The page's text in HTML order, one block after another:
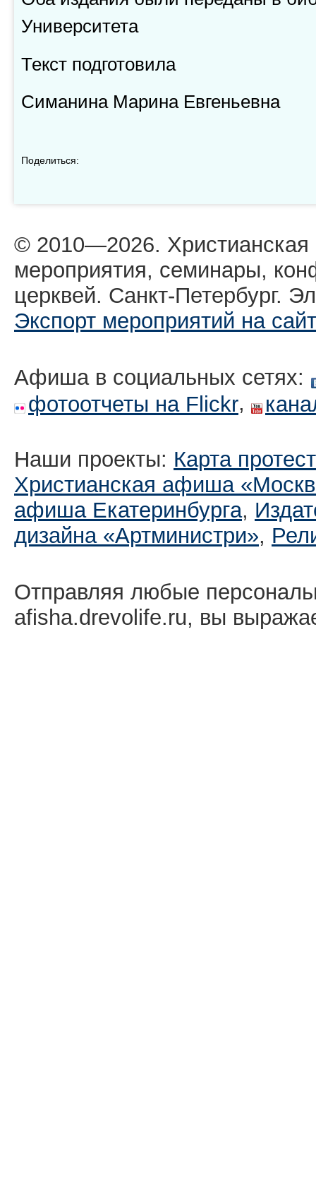
Университета
Текст подготовила
Симанина Марина Евгеньевна
Поделиться:
© 2010—2026.
мероприятия, семинары,
церквей. Санкт-Петербург.
Экспорт мероприятий на сайт
Афиша в социальных сетях:
фотоотчеты на Flickr,
Наши проекты: Карта
Христианская афиша
афиша Екатеринбургa,
дизайна «Артминистри»,
Отправляя любые
afisha.drevolife.ru, вы